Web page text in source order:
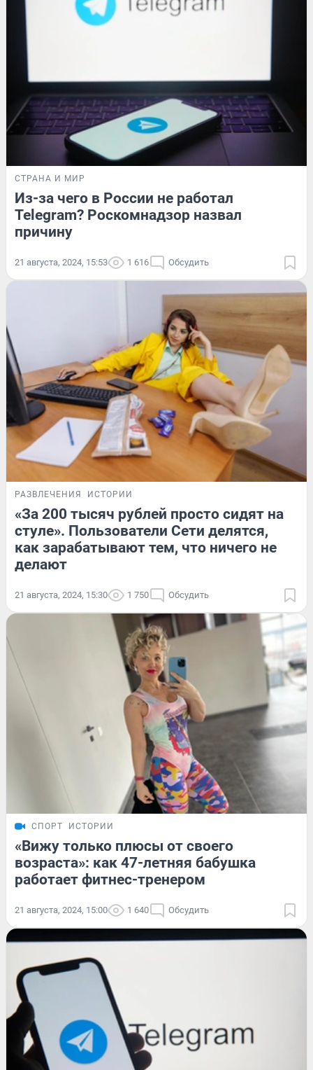
СТРАНА И МИР
Из-за чего в России не работал
Telegram? Роскомнадзор назвал
причину
21 августа, 2024, 15:53 1 616 Обсудить
РАЗВЛЕЧЕНИЯ ИСТОРИИ
«За 200 тысяч рублей просто сидят на
стуле». Пользователи Сети делятся,
как зарабатывают тем, что ничего не
делают
21 августа, 2024, 15:30 1 750 Обсудить
СПОРТ ИСТОРИИ
«Вижу только плюсы от своего
возраста»: как 47-летняя бабушка
работает фитнес-тренером
21 августа, 2024, 15:00 1 640 Обсудить